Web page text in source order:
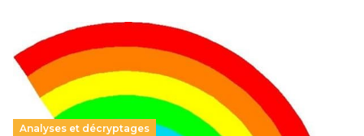
Analyses et décryptages